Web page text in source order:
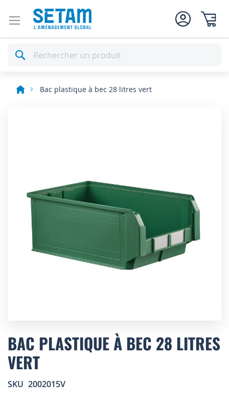
Rechercher
Bac plastique à bec 28 litres vert
to
the
beginning
of
images
BAC PLASTIQUE À BEC 28 LITRES
VERT
SKU 2002015V